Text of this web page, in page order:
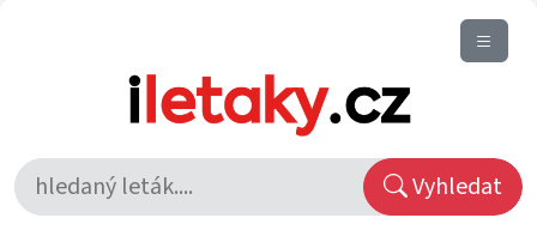
Vyhledat